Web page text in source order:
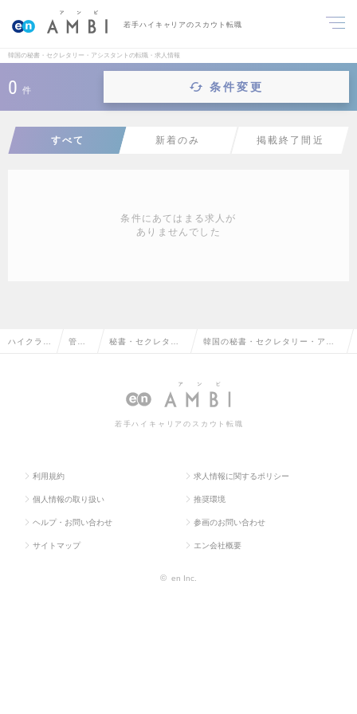
若手ハイキャリアのスカウト転職
韓国の秘書・セクレタリー・アシスタントの転職・求人情報
0 件 条件変更
すべて 新着のみ 掲載終了間近
条件にあてはまる求人が
ありませんでした
ハイクラス 管理 秘書・セクレタリ 韓国の秘書・セクレタリー・アシ
若手ハイキャリアのスカウト転職
利用規約 求人情報に関するポリシー
個人情報の取り扱い 推奨環境
ヘルプ・お問い合わせ 参画のお問い合わせ
サイトマップ エン会社概要
© en Inc.